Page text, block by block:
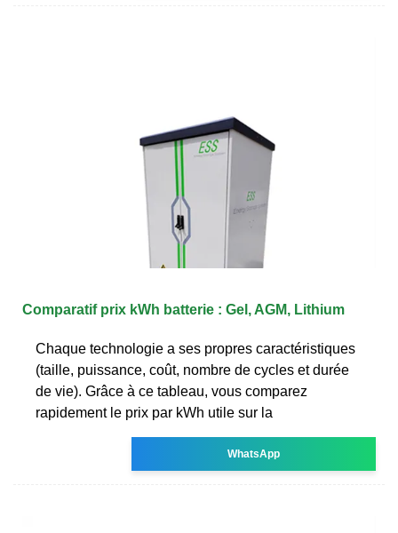
Comparatif prix kWh batterie : Gel, AGM, Lithium
Chaque technologie a ses propres caractéristiques
(taille, puissance, coût, nombre de cycles et durée
de vie). Grâce à ce tableau, vous comparez
rapidement le prix par kWh utile sur la
WhatsApp